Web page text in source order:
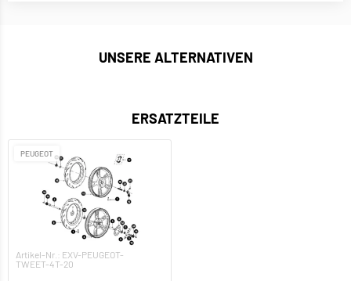
UNSERE ALTERNATIVEN
ERSATZTEILE
PEUGEOT
Artikel-Nr.: EXV-PEUGEOT-
TWEET-4T-20